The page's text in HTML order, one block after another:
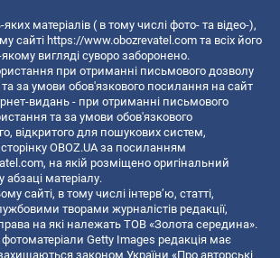
матеріалів ( в тому числі фото- та відео-),
сайті https://www.obozrevatel.com та всіх його
вигляді суворо заборонено.
при отриманні письмового дозволу
та за умови обов'язкового посилання на сайт
видань - при отриманні письмового
та за умови обов'язкового
відкритого для пошукових систем,
OBOZ.UA за посиланням
, на якій розміщено оригінальний
матеріалу.
сайті, в тому числі інтерв’ю, статті,
творами журналістів редакції,
на які належать ТОВ «Золота середина».
фотоматеріали Getty Images редакція має
законом України «Про авторські